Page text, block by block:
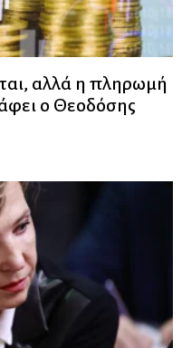
αλλά η πληρωμή
ο Θεοδόσης